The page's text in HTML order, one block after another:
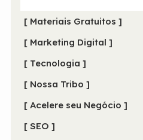
[ Materiais Gratuitos ]
[ Marketing Digital ]
[ Tecnologia ]
[ Nossa Tribo ]
[ Acelere seu Negócio ]
[ SEO ]